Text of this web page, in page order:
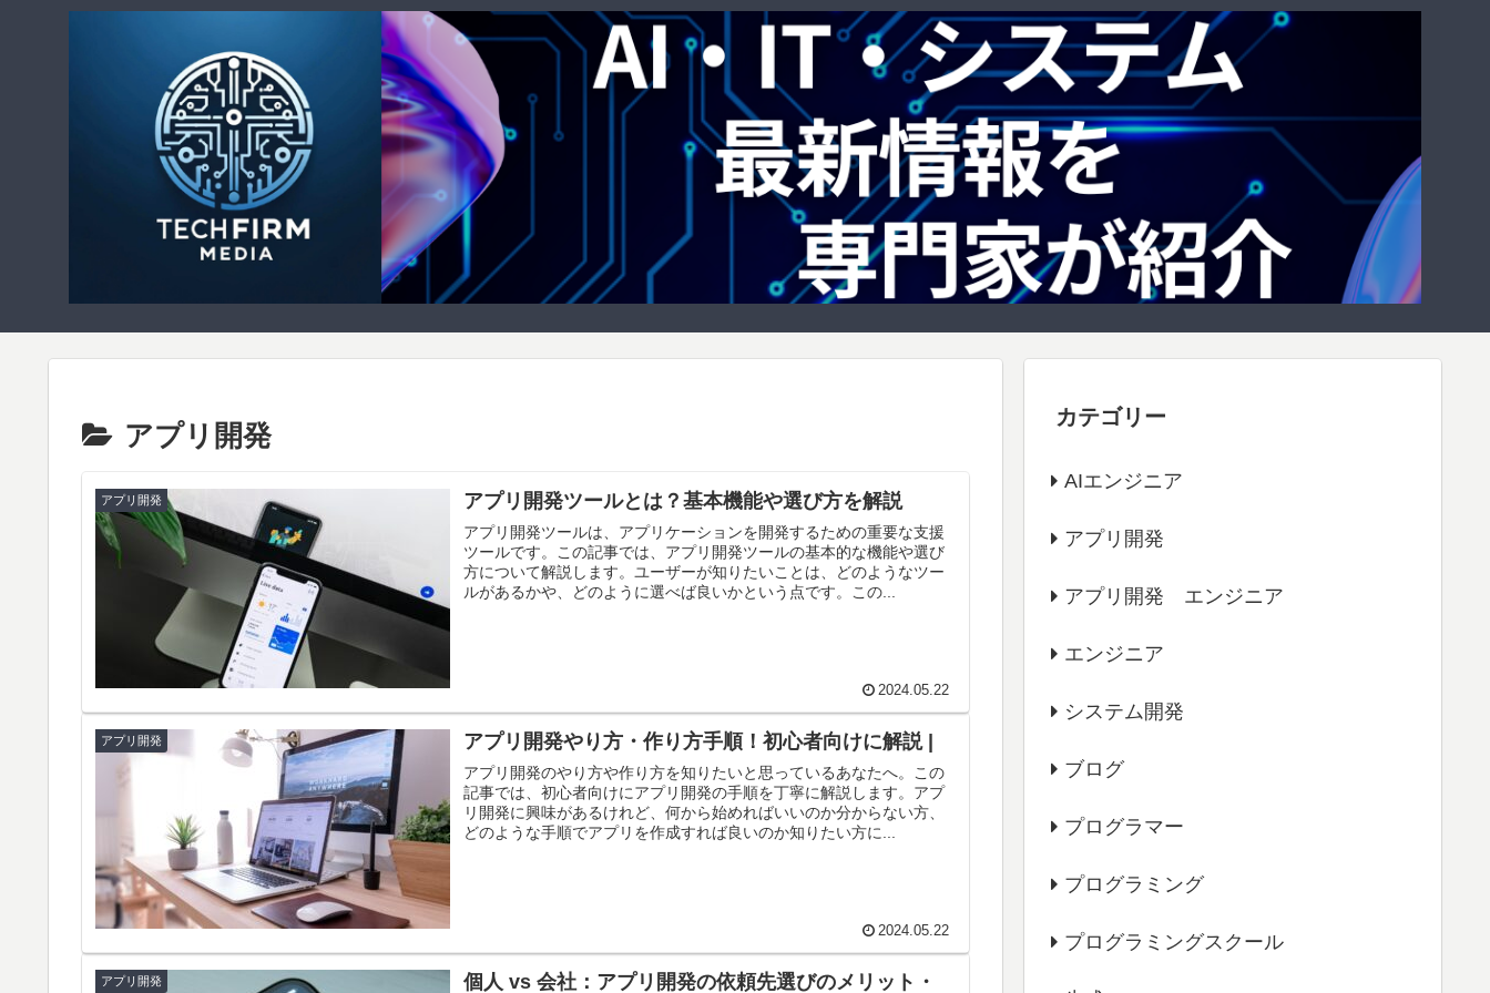
アプリ開発
アプリ開発 アプリ開発ツールとは？基本機能や選び方を解説
アプリ開発ツールは、アプリケーションを開発するための重要な支援
ツールです。この記事では、アプリ開発ツールの基本的な機能や選び
方について解説します。ユーザーが知りたいことは、どのようなツー
ルがあるかや、どのように選べば良いかという点です。この...
2024.05.22
アプリ開発 アプリ開発やり方・作り方手順！初心者向けに解説 |
アプリ開発のやり方や作り方を知りたいと思っているあなたへ。この
記事では、初心者向けにアプリ開発の手順を丁寧に解説します。アプ
リ開発に興味があるけれど、何から始めればいいのか分からない方、
どのような手順でアプリを作成すれば良いのか知りたい方に...
2024.05.22
アプリ開発 個人 vs 会社：アプリ開発の依頼先選びのメリット・
カテゴリー
AIエンジニア
アプリ開発
アプリ開発 エンジニア
エンジニア
システム開発
ブログ
プログラマー
プログラミング
プログラミングスクール